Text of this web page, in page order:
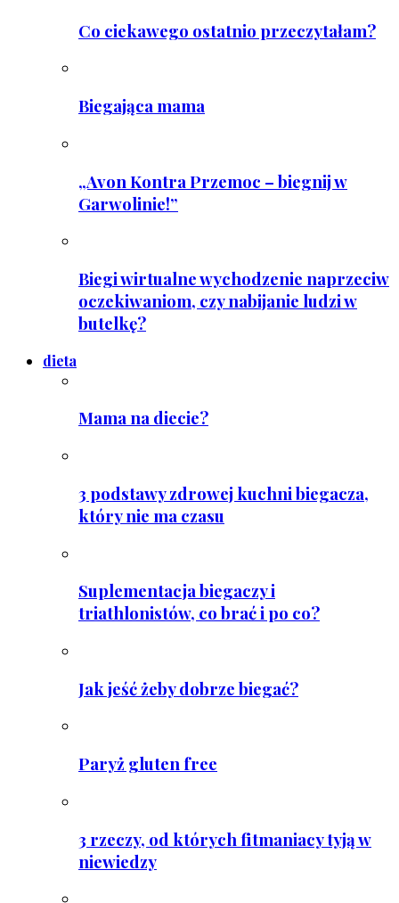
Co ciekawego ostatnio przeczytałam?
Biegająca mama
„Avon Kontra Przemoc – biegnij w
Garwolinie!”
Biegi wirtualne wychodzenie naprzeciw
oczekiwaniom, czy nabijanie ludzi w
butelkę?
dieta
Mama na diecie?
3 podstawy zdrowej kuchni biegacza,
który nie ma czasu
Suplementacja biegaczy i
triathlonistów, co brać i po co?
Jak jeść żeby dobrze biegać?
Paryż gluten free
3 rzeczy, od których fitmaniacy tyją w
niewiedzy